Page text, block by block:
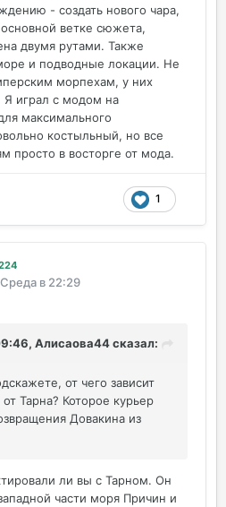
- создать нового чара,
ветке сюжета,
двумя рутами. Также
и подводные локации. Не
морпехам, у них
Я играл с модом на
максимального
костыльный, но все
просто в восторге от мода.
1
Среда в 22:29
Алисаова44сказал:
от чего зависит
Тарна? Которое курьер
Довакина из
ли вы с Тарном. Он
части моря Причин и